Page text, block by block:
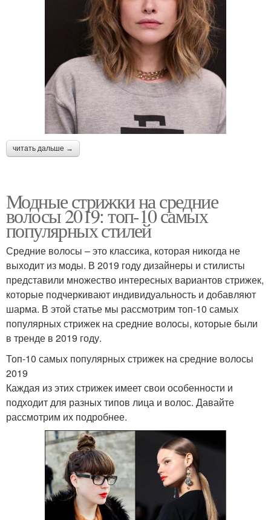
читать дальше →
Модные стрижки на средние
волосы 2019: топ-10 самых
популярных стилей
Средние волосы – это классика, которая никогда не
выходит из моды. В 2019 году дизайнеры и стилисты
представили множество интересных вариантов стрижек,
которые подчеркивают индивидуальность и добавляют
шарма. В этой статье мы рассмотрим топ-10 самых
популярных стрижек на средние волосы, которые были
в тренде в 2019 году.
Топ-10 самых популярных стрижек на средние волосы
2019
Каждая из этих стрижек имеет свои особенности и
подходит для разных типов лица и волос. Давайте
рассмотрим их подробнее.